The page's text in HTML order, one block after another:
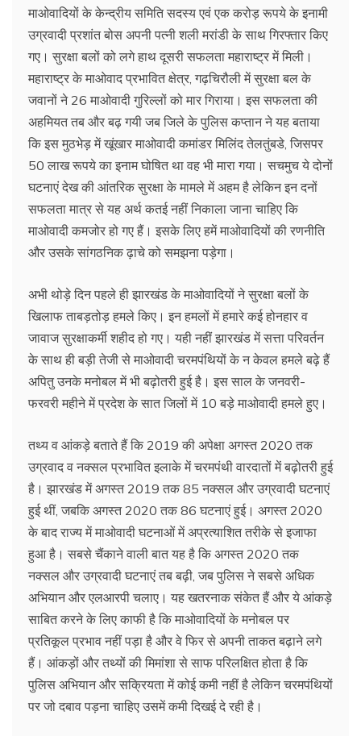
माओवादियों के केन्द्रीय समिति सदस्य एवं एक करोड़ रूपये के इनामी
उग्रवादी प्रशांत बोस अपनी पत्नी शली मरांडी के साथ गिरफ्तार किए
गए। सुरक्षा बलों को लगे हाथ दूसरी सफलता महाराष्ट्र में मिली।
महाराष्ट्र के माओवाद प्रभावित क्षेत्र, गढ़चिरौली में सुरक्षा बल के
जवानों ने 26 माओवादी गुरिल्लों को मार गिराया। इस सफलता की
अहमियत तब और बढ़ गयी जब जिले के पुलिस कप्तान ने यह बताया
कि इस मुठभेड़ में खूंखार माओवादी कमांडर मिलिंद तेलतुंबडे, जिसपर
50 लाख रूपये का इनाम घोषित था वह भी मारा गया। सचमुच ये दोनों
घटनाएं देख की आंतरिक सुरक्षा के मामले में अहम है लेकिन इन दनों
सफलता मात्र से यह अर्थ कतई नहीं निकाला जाना चाहिए कि
माओवादी कमजोर हो गए हैं। इसके लिए हमें माओवादियों की रणनीति
और उसके सांगठनिक ढ़ाचे को समझना पड़ेगा।
अभी थोड़े दिन पहले ही झारखंड के माओवादियों ने सुरक्षा बलों के
खिलाफ ताबड़तोड़ हमले किए। इन हमलों में हमारे कई होनहार व
जावाज सुरक्षाकर्मी शहीद हो गए। यही नहीं झारखंड में सत्ता परिवर्तन
के साथ ही बड़ी तेजी से माओवादी चरमपंथियों के न केवल हमले बढ़े हैं
अपितु उनके मनोबल में भी बढ़ोतरी हुई है। इस साल के जनवरी-
फरवरी महीने में प्रदेश के सात जिलों में 10 बड़े माओवादी हमले हुए।
तथ्य व आंकड़े बताते हैं कि 2019 की अपेक्षा अगस्त 2020 तक
उग्रवाद व नक्सल प्रभावित इलाके में चरमपंथी वारदातों में बढ़ोतरी हुई
है। झारखंड में अगस्त 2019 तक 85 नक्सल और उग्रवादी घटनाएं
हुई थीं, जबकि अगस्त 2020 तक 86 घटनाएं हुई। अगस्त 2020
के बाद राज्य में माओवादी घटनाओं में अप्रत्याशित तरीके से इजाफा
हुआ है। सबसे चैंकाने वाली बात यह है कि अगस्त 2020 तक
नक्सल और उग्रवादी घटनाएं तब बढ़ी, जब पुलिस ने सबसे अधिक
अभियान और एलआरपी चलाए। यह खतरनाक संकेत हैं और ये आंकड़े
साबित करने के लिए काफी है कि माओवादियों के मनोबल पर
प्रतिकूल प्रभाव नहीं पड़ा है और वे फिर से अपनी ताकत बढ़ाने लगे
हैं। आंकड़ों और तथ्यों की मिमांशा से साफ परिलक्षित होता है कि
पुलिस अभियान और सक्रियता में कोई कमी नहीं है लेकिन चरमपंथियों
पर जो दबाव पड़ना चाहिए उसमें कमी दिखई दे रही है।